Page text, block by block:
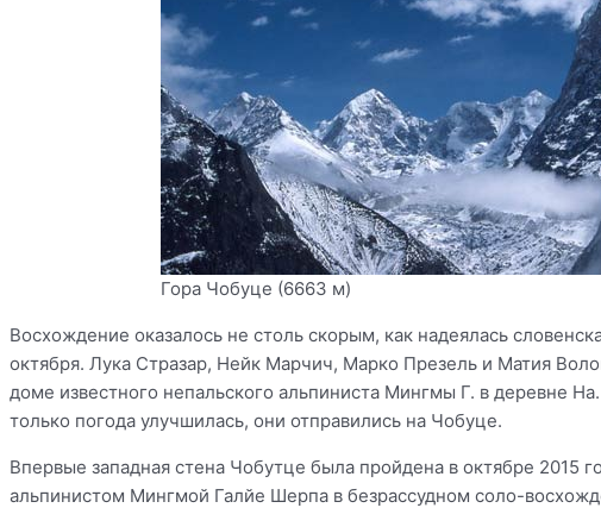
Гора Чобуце (6663 м)
Восхождение оказалось не столь скорым, как надеялась
октября. Лука Стразар, Нейк Марчич, Марко Презель и Матия
доме известного непальского альпиниста Мингмы Г. в деревне
только погода улучшилась, они отправились на Чобуце.
Впервые западная стена Чобутце была пройдена в октябре 2015
альпинистом Мингмой Галйе Шерпа в безрассудном соло-